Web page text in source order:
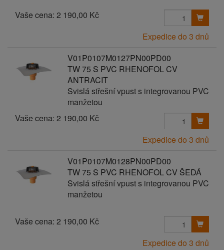
Vaše cena: 2 190,00 Kč
Expedice do 3 dnů
V01P0107M0127PN00PD00
TW 75 S PVC RHENOFOL CV
ANTRACIT
Svislá střešní vpust s integrovanou PVC
manžetou
Vaše cena: 2 190,00 Kč
Expedice do 3 dnů
V01P0107M0128PN00PD00
TW 75 S PVC RHENOFOL CV ŠEDÁ
Svislá střešní vpust s integrovanou PVC
manžetou
Vaše cena: 2 190,00 Kč
Expedice do 3 dnů